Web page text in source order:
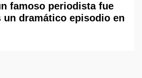
famoso periodista fue
un dramático episodio en